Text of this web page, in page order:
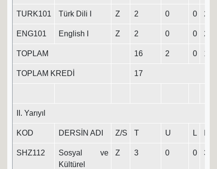
TURK101 Türk Dili I Z 2 0 0 2
ENG101 English I Z 2 0 0 2
TOPLAM 16 2 0 17
TOPLAM KREDİ 17
II. Yarıyıl
KOD DERSİN ADI Z/S T U L
SHZ112
Sosyal ve
Kültürel
Z 3 0 0 3